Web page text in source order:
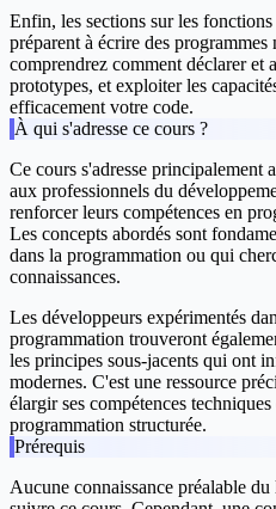
Enfin, les sections sur les
préparent à écrire des
comprendrez comment déclarer et
prototypes, et exploiter les
efficacement votre code.
À qui s'adresse ce cours ?
Ce cours s'adresse principalement
aux professionnels du
renforcer leurs compétences en
Les concepts abordés sont
dans la programmation ou qui
connaissances.
Les développeurs expérimentés
programmation trouveront
les principes sous-jacents qui ont
modernes. C'est une ressource
élargir ses compétences
programmation structurée.
Prérequis
Aucune connaissance préalable